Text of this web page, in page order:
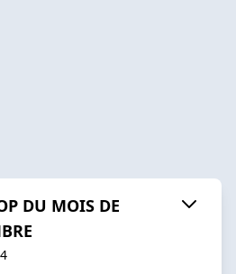
DU MOIS DE